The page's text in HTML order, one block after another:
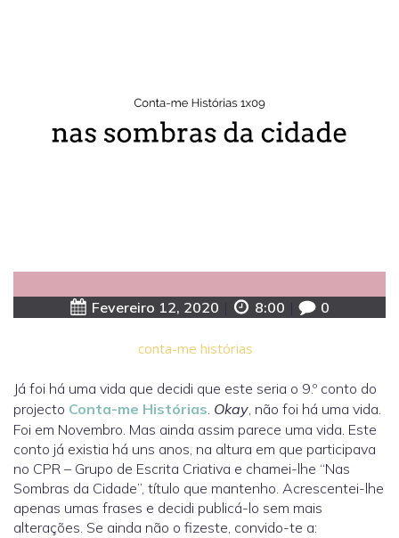
Fevereiro 12, 2020 8:00 0
conta-me histórias
Já foi há uma vida que decidi que este seria o 9.º conto do
projecto Conta-me Histórias. Okay, não foi há uma vida.
Foi em Novembro. Mas ainda assim parece uma vida. Este
conto já existia há uns anos, na altura em que participava
no CPR – Grupo de Escrita Criativa e chamei-lhe “Nas
Sombras da Cidade”, título que mantenho. Acrescentei-lhe
apenas umas frases e decidi publicá-lo sem mais
alterações. Se ainda não o fizeste, convido-te a: